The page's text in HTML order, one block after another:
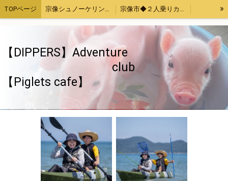
TOPページ 宗像シュノーケリング・カヤック体験 宗像市◆２人乗りカヤックレンタル
宗像魚突き・取ったどー！体験 宗像SUP（サップ）体験
宗像手ぶらでバーベキューセットレンタル４時間 福津市アジ釣り体験
福岡、熊本、大分出発。綺麗でいい波の宮崎へサーフトリップ
ストレス発散！上司の顔にお茶をぶっかける！あの爽快感を再び～again～
ちゃぶ台返し初心者（作成中） 旅のお供いたします 特定商取引法表記
ウッドチップ販売 面白きことなき世を面白く
»
【DIPPERS】Adventure
club
【Piglets cafe】